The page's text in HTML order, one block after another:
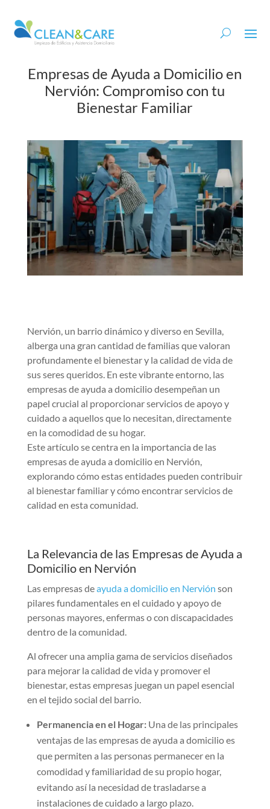
Empresas de Ayuda a Domicilio en
Nervión: Compromiso con tu
Bienestar Familiar
Nervión, un barrio dinámico y diverso en Sevilla,
alberga una gran cantidad de familias que valoran
profundamente el bienestar y la calidad de vida de
sus seres queridos. En este vibrante entorno, las
empresas de ayuda a domicilio desempeñan un
papel crucial al proporcionar servicios de apoyo y
cuidado a aquellos que lo necesitan, directamente
en la comodidad de su hogar.
Este artículo se centra en la importancia de las
empresas de ayuda a domicilio en Nervión,
explorando cómo estas entidades pueden contribuir
al bienestar familiar y cómo encontrar servicios de
calidad en esta comunidad.
La Relevancia de las Empresas de Ayuda a
Domicilio en Nervión
Las empresas deayuda a domicilio en Nervión son
pilares fundamentales en el cuidado y apoyo de
personas mayores, enfermas o con discapacidades
dentro de la comunidad.
Al ofrecer una amplia gama de servicios diseñados
para mejorar la calidad de vida y promover el
bienestar, estas empresas juegan un papel esencial
en el tejido social del barrio.
Permanencia en el Hogar:Una de las principales
ventajas de las empresas de ayuda a domicilio es
que permiten a las personas permanecer en la
comodidad y familiaridad de su propio hogar,
evitando así la necesidad de trasladarse a
instalaciones de cuidado a largo plazo.